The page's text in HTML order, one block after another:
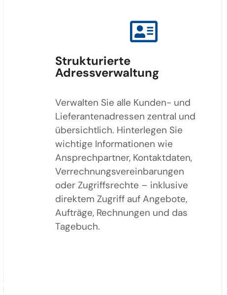
Strukturierte
Adressverwaltung
Verwalten Sie alle Kunden- und
Lieferantenadressen zentral und
übersichtlich. Hinterlegen Sie
wichtige Informationen wie
Ansprechpartner, Kontaktdaten,
Verrechnungsvereinbarungen
oder Zugriffsrechte – inklusive
direktem Zugriff auf Angebote,
Aufträge, Rechnungen und das
Tagebuch.